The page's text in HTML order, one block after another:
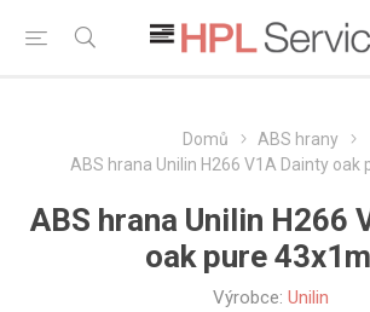
Domů
ABS hrany
ABS hrana Unilin H266 V1A Dainty oak
ABS hrana Unilin H266
oak pure
Výrobce: Unilin